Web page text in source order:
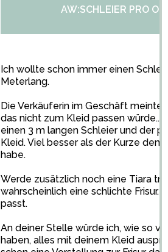
AW:SCHLEIER PRO
Ich wollte schon immer einen
Meterlang.
Die Verkäuferin im Geschäft meinte
das nicht zum Kleid passen
einen 3 m langen Schleier und der
Kleid. Viel besser als der Kurze den
habe.
Werde zusätzlich noch eine Tiara
wahrscheinlich eine schlichte Frisur.
passt.
An deiner Stelle würde ich, wie so
haben, alles mit deinem Kleid